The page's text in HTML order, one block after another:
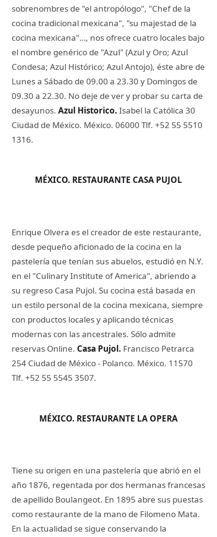
sobrenombres de "el antropólogo", "Chef de la
cocina tradicional mexicana", "su majestad de la
cocina mexicana"…, nos ofrece cuatro locales bajo
el nombre genérico de "Azul" (Azul y Oro; Azul
Condesa; Azul Histórico; Azul Antojo), éste abre de
Lunes a Sábado de 09.00 a 23.30 y Domingos de
09.30 a 22.30. No deje de ver y probar su carta de
desayunos. Azul Historico. Isabel la Católica 30
Ciudad de México. México. 06000 Tlf. +52 55 5510
1316.
MÉXICO. RESTAURANTE CASA PUJOL
Enrique Olvera es el creador de este restaurante,
desde pequeño aficionado de la cocina en la
pastelería que tenían sus abuelos, estudió en N.Y.
en el "Culinary Institute of America", abriendo a
su regreso Casa Pujol. Su cocina está basada en
un estilo personal de la cocina mexicana, siempre
con productos locales y aplicando técnicas
modernas con las ancestrales. Sólo admite
reservas Online. Casa Pujol. Francisco Petrarca
254 Ciudad de México - Polanco. México. 11570
Tlf. +52 55 5545 3507.
MÉXICO. RESTAURANTE LA OPERA
Tiene su origen en una pastelería que abrió en el
año 1876, regentada por dos hermanas francesas
de apellido Boulangeot. En 1895 abre sus puestas
como restaurante de la mano de Filomeno Mata.
En la actualidad se sigue conservando la